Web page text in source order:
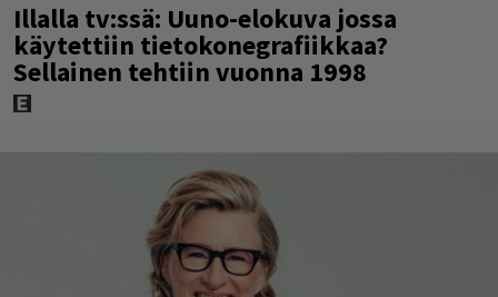
Illalla tv:ssä: Uuno-elokuva jossa
käytettiin tietokonegrafiikkaa?
Sellainen tehtiin vuonna 1998